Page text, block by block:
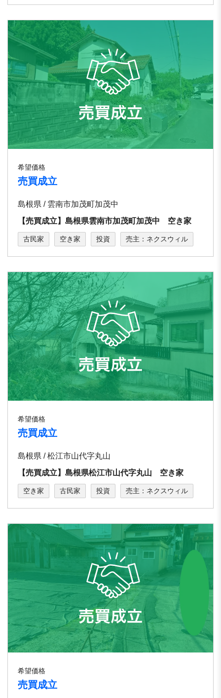
希望価格
売買成立
島根県 / 雲南市加茂町加茂中
【売買成立】島根県雲南市加茂町加茂中 空き家
古民家 空き家 投資 売主：ネクスウィル
希望価格
売買成立
島根県 / 松江市山代字丸山
【売買成立】島根県松江市山代字丸山 空き家
空き家 古民家 投資 売主：ネクスウィル
希望価格
売買成立